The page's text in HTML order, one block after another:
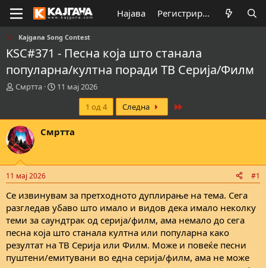
Најава Регистрирај се
Kajgana Song Contest
KSC#371 - Песна која што станала
популарна/култна поради ТВ Серија/Филм
К
а
т
о
р
н
т
е
а
т
а
Смртта
В
м
е
п
о
ч
н
у
в
а
њ
11 мај 2026
1 од 4
Следна
Смртта
11 мај 2026 #1
Се извинувам за претходното дуплирање на тема. Сега
разгледав убаво што имало и видов дека имало неколку
теми за саундтрак од серија/филм, ама немало до сега
песна која што станала култна или популарна како
резултат на ТВ Серија или Филм. Може и повеќе песни
пуштени/емитувани во една серија/филм, ама не може